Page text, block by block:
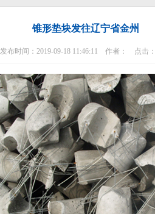
锥形垫块发往辽宁省金州
发布时间：2019-09-18 11:46:11 作者： 点击：